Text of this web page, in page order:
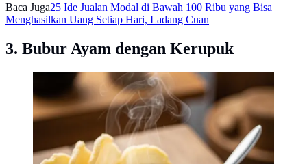
Baca Juga25 Ide Jualan Modal di Bawah 100 Ribu yang Bisa
Menghasilkan Uang Setiap Hari, Ladang Cuan
3. Bubur Ayam dengan Kerupuk